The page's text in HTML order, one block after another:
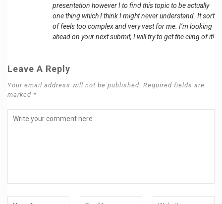
presentation however I to find this topic to be actually
one thing which I think I might never understand. It sort
of feels too complex and very vast for me. I’m looking
ahead on your next submit, I will try to get the cling of it!
Leave A Reply
Your email address will not be published. Required fields are
marked *